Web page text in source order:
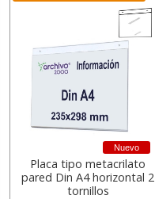
Nuevo
Placa tipo metacrilato
pared Din A4 horizontal 2
tornillos